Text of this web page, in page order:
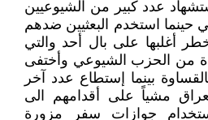
استشهاد عدد كبير من الشيوعيين
حينما استخدم البعثيين ضدهم
أغلبها على بال أحد والتي
من الحزب الشيوعي وأختفى
بينما إستطاع عدد آخر
مشياً على أقدامهم الى
جوازات سفر مزورة